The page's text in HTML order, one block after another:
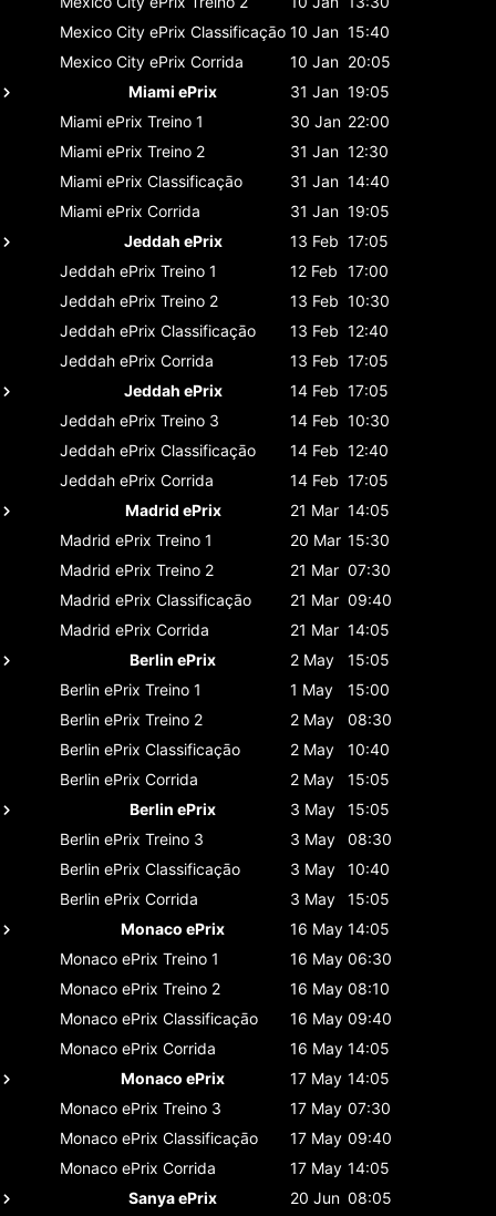
Mexico City ePrix Classificaçāo 10 Jan 15:40
Mexico City ePrix Corrida 10 Jan 20:05
Miami ePrix
31 Jan 19:05
Miami ePrix Treino 1 30 Jan 22:00
Miami ePrix Treino 2 31 Jan 12:30
Miami ePrix Classificaçāo 31 Jan 14:40
Miami ePrix Corrida 31 Jan 19:05
Jeddah ePrix
13 Feb 17:05
Jeddah ePrix Treino 1 12 Feb 17:00
Jeddah ePrix Treino 2 13 Feb 10:30
Jeddah ePrix Classificaçāo 13 Feb 12:40
Jeddah ePrix Corrida 13 Feb 17:05
Jeddah ePrix
14 Feb 17:05
Jeddah ePrix Treino 3 14 Feb 10:30
Jeddah ePrix Classificaçāo 14 Feb 12:40
Jeddah ePrix Corrida 14 Feb 17:05
Madrid ePrix
21 Mar 14:05
Madrid ePrix Treino 1 20 Mar 15:30
Madrid ePrix Treino 2 21 Mar 07:30
Madrid ePrix Classificaçāo 21 Mar 09:40
Madrid ePrix Corrida 21 Mar 14:05
Berlin ePrix
2 May
15:05
Berlin ePrix Treino 1 1 May
15:00
Berlin ePrix Treino 2 2 May
08:30
Berlin ePrix Classificaçāo 2 May
10:40
Berlin ePrix Corrida 2 May
15:05
Berlin ePrix
3 May
15:05
Berlin ePrix Treino 3 3 May
08:30
Berlin ePrix Classificaçāo 3 May
10:40
Berlin ePrix Corrida 3 May
15:05
Monaco ePrix
16 May 14:05
Monaco ePrix Treino 1 16 May 06:30
Monaco ePrix Treino 2 16 May 08:10
Monaco ePrix Classificaçāo 16 May 09:40
Monaco ePrix Corrida 16 May 14:05
Monaco ePrix
17 May 14:05
Monaco ePrix Treino 3 17 May 07:30
Monaco ePrix Classificaçāo 17 May 09:40
Monaco ePrix Corrida 17 May 14:05
Sanya ePrix
20 Jun 08:05